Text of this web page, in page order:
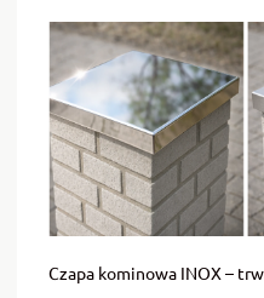
Czapa kominowa INOX –